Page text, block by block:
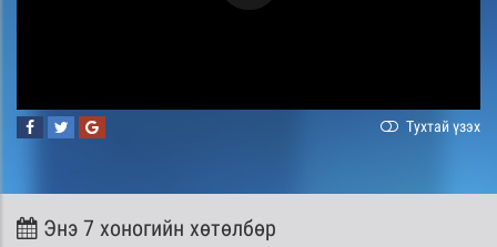
Тухтай үзэх
Энэ 7 хоногийн хөтөлбөр